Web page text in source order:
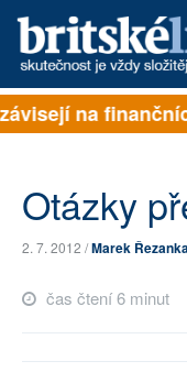
PŘIHLÁSIT
ARCHIV
na
Otázky
2. 7. 2012 /Marek
čas čtení 6 minut